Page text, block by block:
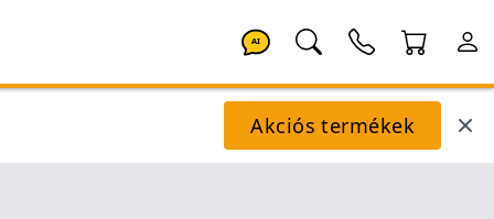
AI
Akciós termékek